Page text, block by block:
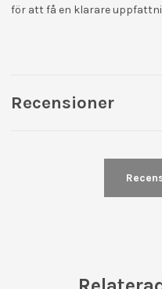
för att få en klarare
Recensioner